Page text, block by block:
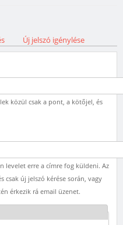
Új jelszó igénylése
közül csak a pont, a kötőjel, és
levelet erre a címre fog küldeni. Az
csak új jelszó kérése során, vagy
érkezik rá email üzenet.